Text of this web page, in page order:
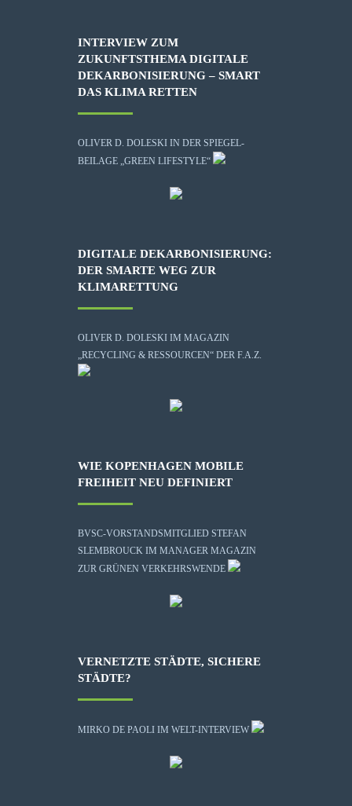
INTERVIEW ZUM
ZUKUNFTSTHEMA DIGITALE
DEKARBONISIERUNG – SMART
DAS KLIMA RETTEN
OLIVER D. DOLESKI IN DER SPIEGEL-
BEILAGE „GREEN LIFESTYLE“
DIGITALE DEKARBONISIERUNG:
DER SMARTE WEG ZUR
KLIMARETTUNG
OLIVER D. DOLESKI IM MAGAZIN
„RECYCLING & RESSOURCEN“ DER F.A.Z.
WIE KOPENHAGEN MOBILE
FREIHEIT NEU DEFINIERT
BVSC-VORSTANDSMITGLIED STEFAN
SLEMBROUCK IM MANAGER MAGAZIN
ZUR GRÜNEN VERKEHRSWENDE
VERNETZTE STÄDTE, SICHERE
STÄDTE?
MIRKO DE PAOLI IM WELT-INTERVIEW